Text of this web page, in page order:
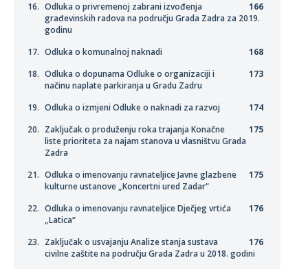
166
Odluka o privremenoj zabrani izvođenja
građevinskih radova na području Grada Zadra za 2019.
godinu
168
Odluka o komunalnoj naknadi
173
Odluka o dopunama Odluke o organizaciji i
načinu naplate parkiranja u Gradu Zadru
174
Odluka o izmjeni Odluke o naknadi za razvoj
175
Zaključak o produženju roka trajanja Konačne
liste prioriteta za najam stanova u vlasništvu Grada
Zadra
175
Odluka o imenovanju ravnateljice Javne glazbene
kulturne ustanove „Koncertni ured Zadar“
176
Odluka o imenovanju ravnateljice Dječjeg vrtića
„Latica“
176
Zaključak o usvajanju Analize stanja sustava
civilne zaštite na području Grada Zadra u 2018. godini